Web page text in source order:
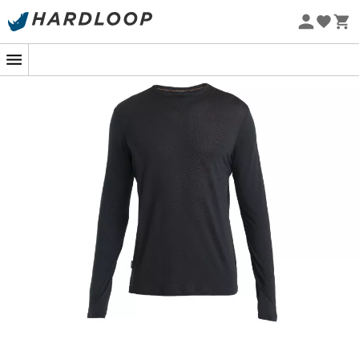
Promos d'été 🔥 -5 % EXTRA dès 2 produits* code Summer5
-5% Extra - Code Summer5
Icebreaker Merino 125 Cool-Lite Sphere III
LS Tee : la fraîcheur et la performance
pour des aventures en plein air !
Que ce soit pour une randonnée en montagne, une
session de trail running ou une escapade en plein air, le
Icebreaker Merino 125 Cool-Lite Sphere III LS Tee
vous accompagnera avec confort et style. Sa
conception ingénieuse allie une matière douce et
naturelle à des performances techniques de pointe.
Grâce à sa construction en laine mérinos et en